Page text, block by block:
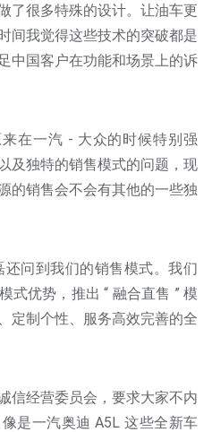
了很多特殊的设计。让油车更
间我觉得这些技术的突破都是
中国客户在功能和场景上的诉
在一汽 - 大众的时候特别强
及独特的销售模式的问题，现
的销售会不会有其他的一些独
问到我们的销售模式。我们
式优势，推出 “ 融合直售 ” 模
定制个性、服务高效完善的全
信经营委员会，要求大家不内
是一汽奥迪 A5L 这些全新车